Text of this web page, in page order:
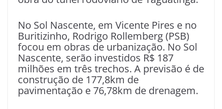
No Sol Nascente, em Vicente Pires e no
Buritizinho, Rodrigo Rollemberg (PSB)
focou em obras de urbanização. No Sol
Nascente, serão investidos R$ 187
milhões em três trechos. A previsão é de
construção de 177,8km de
pavimentação e 76,78km de drenagem.